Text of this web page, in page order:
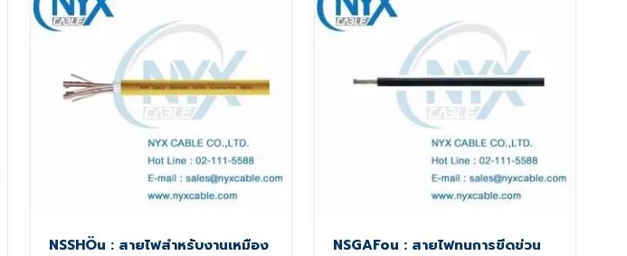
NSSHÖu : สายไฟสำหรับงานเหมือง
NSGAFou : สายไฟทนการขีดข่วน